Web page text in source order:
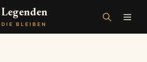
DIE BLEIBEN